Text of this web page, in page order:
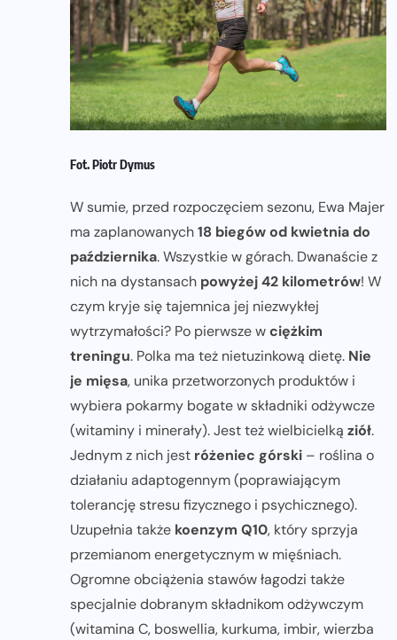
Fot. Piotr Dymus
W sumie, przed rozpoczęciem sezonu, Ewa Majer
ma zaplanowanych18 biegów od kwietnia do
października. Wszystkie w górach. Dwanaście z
nich na dystansach powyżej 42 kilometrów! W
czym kryje się tajemnica jej niezwykłej
wytrzymałości? Po pierwsze wciężkim
treningu. Polka ma też nietuzinkową dietę. Nie
je mięsa, unika przetworzonych produktów i
wybiera pokarmy bogate w składniki odżywcze
(witaminy i minerały). Jest też wielbicielką ziół.
Jednym z nich jest różeniec górski – roślina o
działaniu adaptogennym (poprawiającym
tolerancję stresu fizycznego i psychicznego).
Uzupełnia także koenzym Q10, który sprzyja
przemianom energetycznym w mięśniach.
Ogromne obciążenia stawów łagodzi także
specjalnie dobranym składnikom odżywczym
(witamina C, boswellia, kurkuma, imbir, wierzba